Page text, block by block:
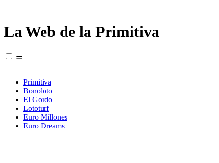
La Web de la Primitiva
☰
Primitiva
Bonoloto
El Gordo
Lototurf
Euro Millones
Euro Dreams